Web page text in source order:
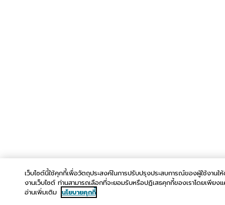
เว็บไซต์นี้ใช้คุกกี้เพื่อวัตถุประสงค์ในการปรับปรุงประสบการณ์ของผู้ใช้งานใ
งานเว็บไซต์ ท่านสามารถเลือกที่จะยอมรับหรือปฏิเสธคุกกี้ของเราโดยเพียง
อ่านเพิ่มเติม นโยบายคุกกี้